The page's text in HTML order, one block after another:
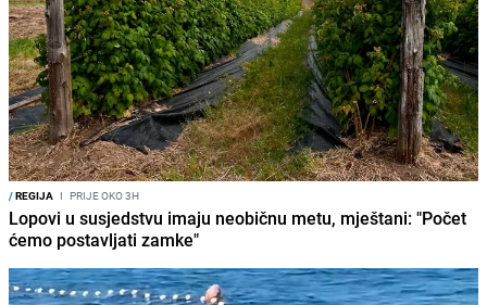
/REGIJA I PRIJE OKO 3H
Lopovi u susjedstvu imaju neobičnu metu, mještani: "Počet
ćemo postavljati zamke"